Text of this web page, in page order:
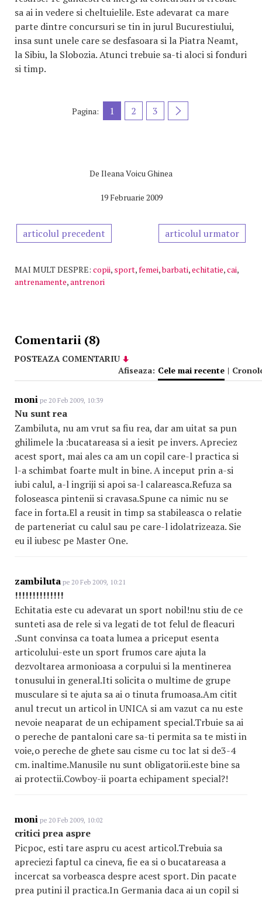
sa ai in vedere si cheltuielile. Este adevarat ca mare
parte dintre concursuri se tin in jurul Bucurestiului,
insa sunt unele care se desfasoara si la Piatra Neamt,
la Sibiu, la Slobozia. Atunci trebuie sa-ti aloci si fonduri
si timp.
Pagina: 1 2 3
De Ileana Voicu Ghinea
19 Februarie 2009
articolul precedent articolul urmator
MAI MULT DESPRE: copii, sport,femei,barbati,echitatie,cai,
antrenamente,antrenori
Comentarii (8)
POSTEAZA COMENTARIU
Afiseaza: Cele mai recente |
moni pe 20 Feb 2009, 10:39
Nu sunt rea
Zambiluta, nu am vrut sa fiu rea, dar am uitat sa pun
ghilimele la :bucatareasa si a iesit pe invers. Apreciez
acest sport, mai ales ca am un copil care-l practica si
l-a schimbat foarte mult in bine. A inceput prin a-si
iubi calul, a-l ingriji si apoi sa-l calareasca.Refuza sa
foloseasca pintenii si cravasa.Spune ca nimic nu se
face in forta.El a reusit in timp sa stabileasca o relatie
de parteneriat cu calul sau pe care-l idolatrizeaza. Sie
eu il iubesc pe Master One.
zambiluta pe 20 Feb 2009, 10:21
!!!!!!!!!!!!!!
Echitatia este cu adevarat un sport nobil!nu stiu de ce
sunteti asa de rele si va legati de tot felul de fleacuri
.Sunt convinsa ca toata lumea a priceput esenta
articolului-este un sport frumos care ajuta la
dezvoltarea armonioasa a corpului si la mentinerea
tonusului in general.Iti solicita o multime de grupe
musculare si te ajuta sa ai o tinuta frumoasa.Am citit
anul trecut un articol in UNICA si am vazut ca nu este
nevoie neaparat de un echipament special.Trbuie sa ai
o pereche de pantaloni care sa-ti permita sa te misti in
voie,o pereche de ghete sau cisme cu toc lat si de3-4
cm. inaltime.Manusile nu sunt obligatorii.este bine sa
ai protectii.Cowboy-ii poarta echipament special?!
moni pe 20 Feb 2009, 10:02
critici prea aspre
Picpoc, esti tare aspru cu acest articol.Trebuia sa
apreciezi faptul ca cineva, fie ea si o bucatareasa a
incercat sa vorbeasca despre acest sport. Din pacate
prea putini il practica.In Germania daca ai un copil si